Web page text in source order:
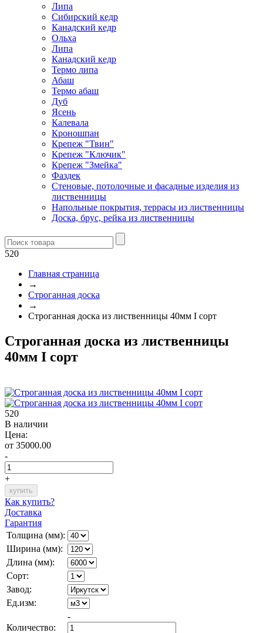
Липа
Сибирский кедр
Канадский кедр
Ольха
Липа
Канадский кедр
Термо липа
Абаш
Термо абаш
Дуб
Ясень
Калевала
Кроношпан
Крепеж "Твин"
Крепеж "Ключик"
Крепеж "Змейка"
Фаздек
Стеновые, потолочные и фасадные изделия из
лиственницы
Напольные покрытия, террасы из лиственницы
Доска, брус, рейка из лиственницы
520
Главная страница
→
Строганная доска
→
Строганная доска из лиственницы 40мм I сорт
Строганная доска из лиственницы
40мм I сорт
520
В наличии
Цена:
от 35000.00
-
+
Как купить?
Доставка
Гарантия
Толщина (мм):
Ширина (мм):
Длина (мм):
Сорт:
Завод:
Ед.изм:
Количество:
-